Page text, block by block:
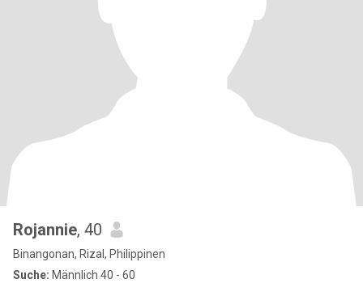
Rojannie, 40
Binangonan, Rizal, Philippinen
Suche: Männlich 40 - 60